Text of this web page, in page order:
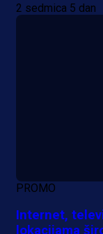
2 sedmica 5 dan
PROMO
Internet,
lokacijama